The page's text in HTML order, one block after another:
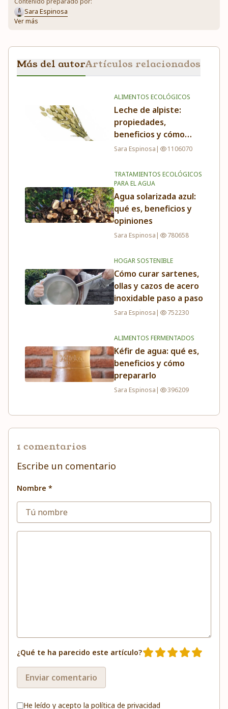
Sara Espinosa
Ver más
Más del autorArtículos relacionados
ALIMENTOS ECOLÓGICOS
Leche de alpiste:
propiedades,
beneficios y cómo
tomarla
Sara Espinosa | 1106070
TRATAMIENTOS ECOLÓGICOS
PARA EL AGUA
Agua solarizada azul:
qué es, beneficios y
opiniones
Sara Espinosa | 780658
HOGAR SOSTENIBLE
Cómo curar sartenes,
ollas y cazos de acero
inoxidable paso a paso
Sara Espinosa | 752230
ALIMENTOS FERMENTADOS
Kéfir de agua: qué es,
beneficios y cómo
prepararlo
Sara Espinosa | 396209
1 comentarios
Escribe un comentario
Nombre *
¿Qué te ha parecido este artículo?
Enviar comentario
He leído y acepto la política de privacidad